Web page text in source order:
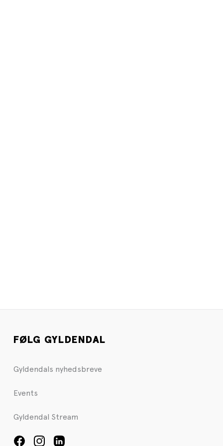
FØLG GYLDENDAL
Gyldendals nyhedsbreve
Events
Gyldendal Stream